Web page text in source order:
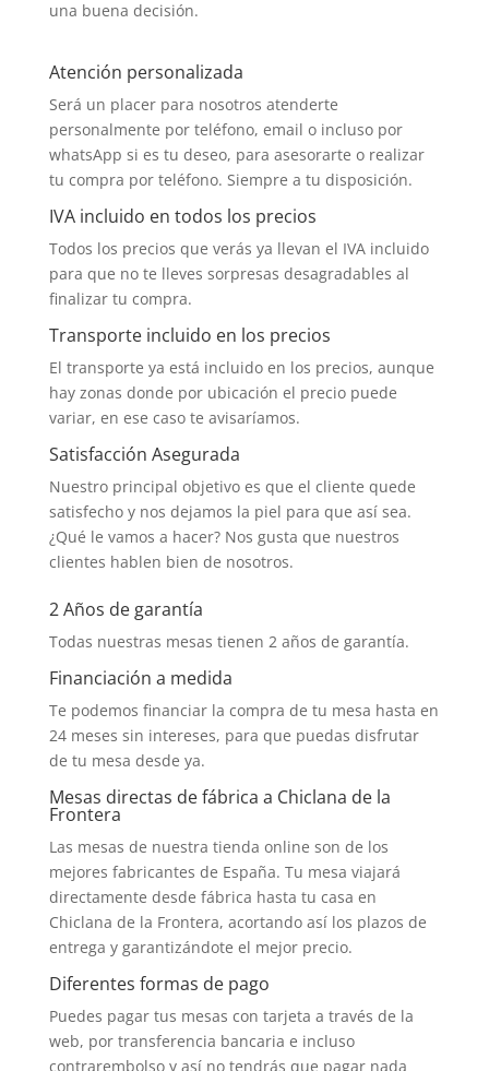
una buena decisión.
Atención personalizada
Será un placer para nosotros atenderte
personalmente por teléfono, email o incluso por
whatsApp si es tu deseo, para asesorarte o realizar
tu compra por teléfono. Siempre a tu disposición.
IVA incluido en todos los precios
Todos los precios que verás ya llevan el IVA incluido
para que no te lleves sorpresas desagradables al
finalizar tu compra.
Transporte incluido en los precios
El transporte ya está incluido en los precios, aunque
hay zonas donde por ubicación el precio puede
variar, en ese caso te avisaríamos.
Satisfacción Asegurada
Nuestro principal objetivo es que el cliente quede
satisfecho y nos dejamos la piel para que así sea.
¿Qué le vamos a hacer? Nos gusta que nuestros
clientes hablen bien de nosotros.
2 Años de garantía
Todas nuestras mesas tienen 2 años de garantía.
Financiación a medida
Te podemos financiar la compra de tu mesa hasta en
24 meses sin intereses, para que puedas disfrutar
de tu mesa desde ya.
Mesas directas de fábrica a Chiclana de la
Frontera
Las mesas de nuestra tienda online son de los
mejores fabricantes de España. Tu mesa viajará
directamente desde fábrica hasta tu casa en
Chiclana de la Frontera, acortando así los plazos de
entrega y garantizándote el mejor precio.
Diferentes formas de pago
Puedes pagar tus mesas con tarjeta a través de la
web, por transferencia bancaria e incluso
contrarembolso y así no tendrás que pagar nada